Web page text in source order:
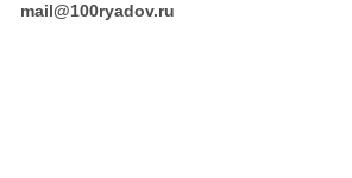
mail@100ryadov.ru